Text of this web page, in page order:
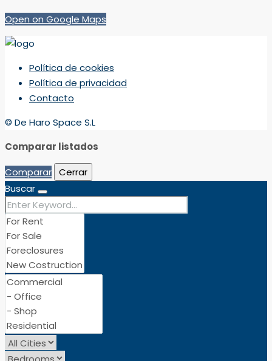
Open on Google Maps
Política de cookies
Política de privacidad
Contacto
© De Haro Space S.L
Comparar listados
Comparar Cerrar
Buscar